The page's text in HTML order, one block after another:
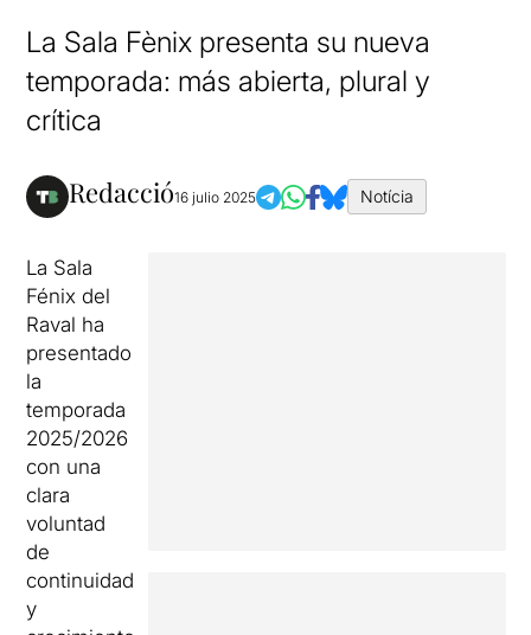
La Sala Fènix presenta su nueva
temporada: más abierta, plural y
crítica
Redacció16 julio 2025 Notícia
La Sala
Fénix del
Raval ha
presentado
la
temporada
2025/2026
con una
clara
voluntad
de
continuidad
y